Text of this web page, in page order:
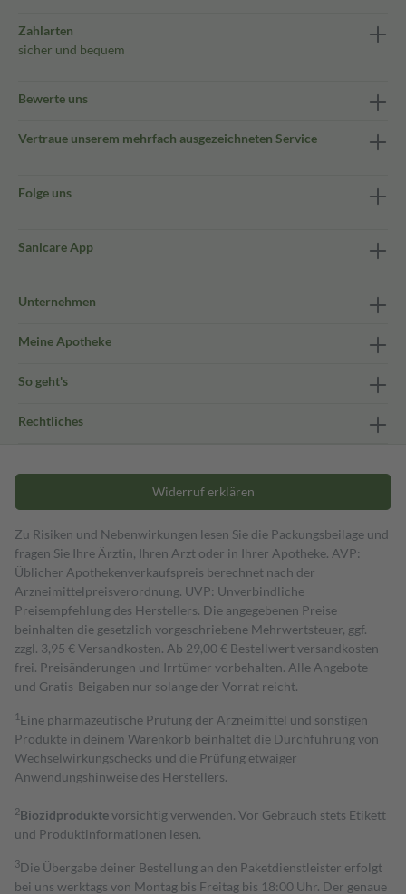
Zahlarten
sicher und bequem
Bewerte uns
Vertraue unserem mehrfach ausgezeichneten Service
Folge uns
Sanicare App
Unternehmen
Meine Apotheke
So geht's
Rechtliches
Widerruf erklären
Zu Risiken und Nebenwirkungen lesen Sie die Packungsbeilage und
fragen Sie Ihre Ärztin, Ihren Arzt oder in Ihrer Apotheke. AVP:
Üblicher Apothekenverkaufspreis berechnet nach der
Arzneimittelpreisverordnung. UVP: Unverbindliche
Preisempfehlung des Herstellers. Die angegebenen Preise
beinhalten die gesetzlich vorgeschriebene Mehrwertsteuer, ggf.
zzgl. 3,95 € Versandkosten. Ab 29,00 € Bestell­wert versand­kosten­
frei. Preisänderungen und Irrtümer vorbehalten. Alle Angebote
und Gratis-Beigaben nur solange der Vorrat reicht.
1 Eine pharmazeutische Prüfung der Arzneimittel und sonstigen
Produkte in deinem Warenkorb beinhaltet die Durchführung von
Wechselwirkungschecks und die Prüfung etwaiger
Anwendungshinweise des Herstellers.
2Biozidproduktevorsichtig verwenden. Vor Gebrauch stets Etikett
und Produktinformationen lesen.
3Die Übergabe deiner Bestellung an den Paketdienstleister erfolgt
bei uns werktags von Montag bis Freitag bis 18:00 Uhr. Der genaue